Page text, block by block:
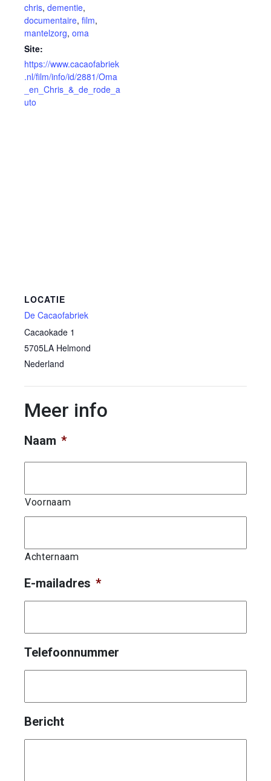
chris, dementie,
documentaire, film,
mantelzorg, oma
Site:
https://www.cacaofabriek
.nl/film/info/id/2881/Oma
_en_Chris_&_de_rode_a
uto
LOCATIE
De Cacaofabriek
Cacaokade 1
5705LA Helmond
Nederland
Meer info
Naam *
Voornaam
Achternaam
E-mailadres *
Telefoonnummer
Bericht